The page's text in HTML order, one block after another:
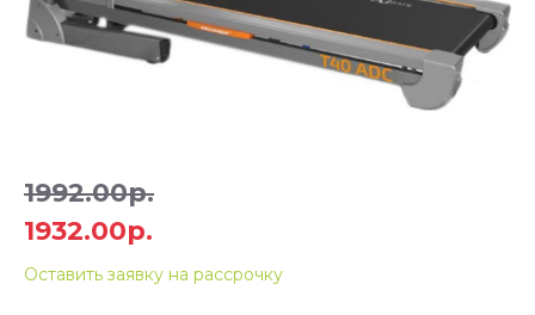
1932.00р.
1992.00р.
Оставить заявку на рассрочку